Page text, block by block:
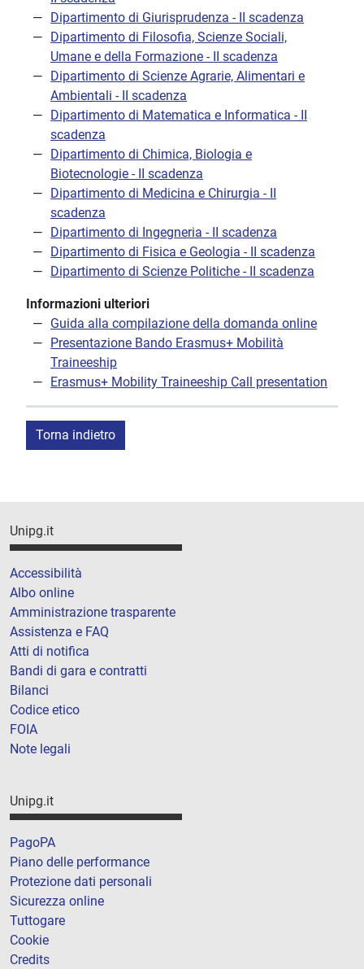
Dipartimento di Giurisprudenza - II scadenza
Dipartimento di Filosofia, Scienze Sociali,
Umane e della Formazione - II scadenza
Dipartimento di Scienze Agrarie, Alimentari e
Ambientali - II scadenza
Dipartimento di Matematica e Informatica - II
scadenza
Dipartimento di Chimica, Biologia e
Biotecnologie - II scadenza
Dipartimento di Medicina e Chirurgia - II
scadenza
Dipartimento di Ingegneria - II scadenza
Dipartimento di Fisica e Geologia - II scadenza
Dipartimento di Scienze Politiche - II scadenza
Informazioni ulteriori
Guida alla compilazione della domanda online
Presentazione Bando Erasmus+ Mobilità
Traineeship
Erasmus+ Mobility Traineeship Call presentation
Torna indietro
Unipg.it
Accessibilità
Albo online
Amministrazione trasparente
Assistenza e FAQ
Atti di notifica
Bandi di gara e contratti
Bilanci
Codice etico
FOIA
Note legali
Unipg.it
PagoPA
Piano delle performance
Protezione dati personali
Sicurezza online
Tuttogare
Cookie
Credits